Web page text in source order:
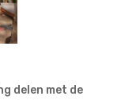
delen met de